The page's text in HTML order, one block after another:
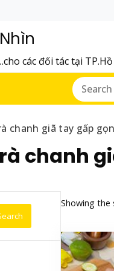
các đối tác tại
chanh giã tay gấp gọn
chanh
Showing the